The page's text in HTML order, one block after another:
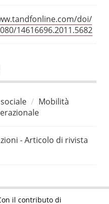
doi/
14616696.2011.5682
Mobilità
- Articolo di rivista
il contributo di